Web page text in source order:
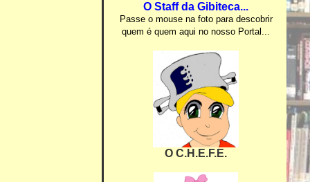
O Staff da Gibiteca...
Passe o mouse na foto para descobrir
quem é quem aqui no nosso Portal...
O C.H.E.F.E.